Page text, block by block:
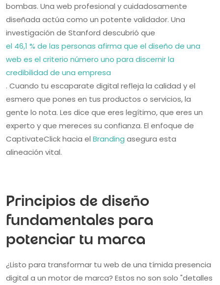
bombas. Una web profesional y cuidadosamente
diseñada actúa como un potente validador. Una
investigación de Stanford descubrió que
el 46,1 % de las personas afirma que el diseño de una
web es el criterio número uno para discernir la
credibilidad de una empresa
. Cuando tu escaparate digital refleja la calidad y el
esmero que pones en tus productos o servicios, la
gente lo nota. Les dice que eres legítimo, que eres un
experto y que mereces su confianza. El enfoque de
CaptivateClick hacia el Branding asegura esta
alineación vital.
Principios de diseño
fundamentales para
potenciar tu marca
¿Listo para transformar tu web de una tímida presencia
digital a un motor de marca? Estos no son solo "detalles